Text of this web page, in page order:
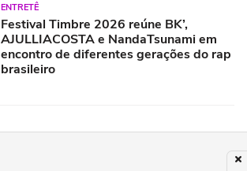
ENTRETÊ
Festival Timbre 2026 reúne BK’,
AJULLIACOSTA e NandaTsunami em
encontro de diferentes gerações do rap
brasileiro